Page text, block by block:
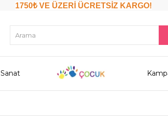
1750₺ VE ÜZERİ ÜCRETSİZ KARGO!
Sanat